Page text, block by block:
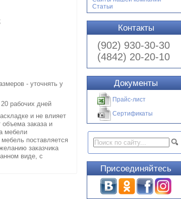
- уточнять у
20 рабочих дней
и не влияет
объема заказа и
мебели
поставляется
заказчика
виде, с
Статьи
Контакты
(902) 930-30-30
(4842) 20-20-10
Документы
Прайс-лист
Сертификаты
Присоединяйтесь